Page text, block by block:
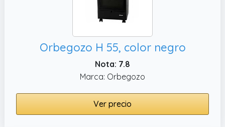
Orbegozo H 55, color negro
Nota: 7.8
Marca: Orbegozo
Ver precio